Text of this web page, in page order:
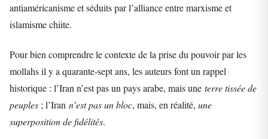
antiaméricanisme et séduits par l’alliance entre marxisme et
islamisme chiite.
Pour bien comprendre le contexte de la prise du pouvoir par les
mollahs il y a quarante-sept ans, les auteurs font un rappel
historique : l’Iran n’est pas un pays arabe, mais une terre tissée de
peuples ; l’Iran n’est pas un bloc, mais, en réalité, une
superposition de fidélités.